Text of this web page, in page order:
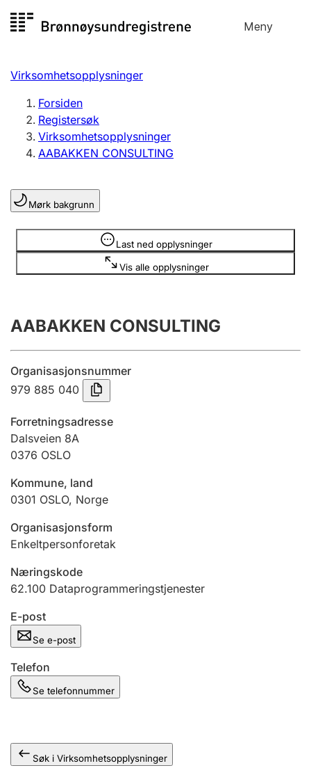
til
Meny
Registersøk
Aksjeselskap
Enkeltpersonforetak
Registrere, endre, slette
Lag og forening
Registrere, endre, slette
Innsending og forsinkelsesgebyr
Jeger
Ektepaktveileder
Offentlig sektor
Andre tema
Virksomhetsopplysninger
Forsiden
Registersøk
Virksomhetsopplysninger
AABAKKEN CONSULTING
Mørk bakgrunn
Last ned opplysninger
Vis alle opplysninger
Opplysninger er skjult
AABAKKEN CONSULTING
Organisasjonsnummer
979 885 040
Forretningsadresse
Dalsveien 8A
0376 OSLO
Kommune, land
0301 OSLO, Norge
Organisasjonsform
Enkeltpersonforetak
Næringskode
62.100 Dataprogrammeringstjenester
E-post
Se e-post
Telefon
Se telefonnummer
Søk i Virksomhetsopplysninger